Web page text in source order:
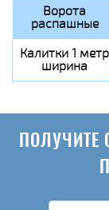
Ворота
распашные
Калитки 1 метр
ширина